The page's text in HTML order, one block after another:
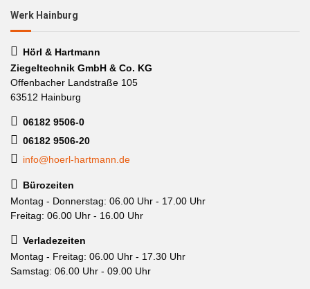
Werk Hainburg
Hörl & Hartmann
Ziegeltechnik GmbH & Co. KG
Offenbacher Landstraße 105
63512 Hainburg
06182 9506-0
06182 9506-20
info@hoerl-hartmann.de
Bürozeiten
Montag - Donnerstag: 06.00 Uhr - 17.00 Uhr
Freitag: 06.00 Uhr - 16.00 Uhr
Verladezeiten
Montag - Freitag: 06.00 Uhr - 17.30 Uhr
Samstag: 06.00 Uhr - 09.00 Uhr